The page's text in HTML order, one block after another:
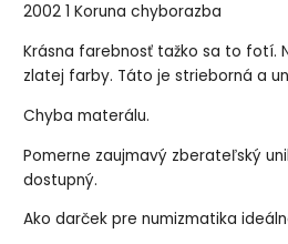
2002 1 Koruna chyborazba
Krásna farebnosť tažko sa to fotí.
zlatej farby. Táto je strieborná a
Chyba materálu.
Pomerne zaujmavý zberateľský
dostupný.
Ako darček pre numizmatika